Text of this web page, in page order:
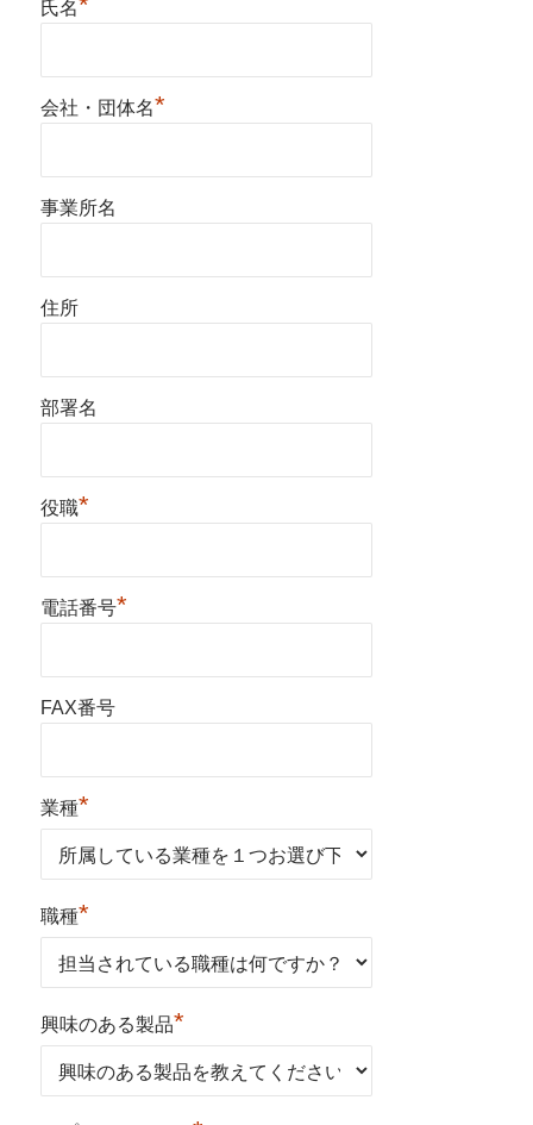
氏名
会社・団体名*
事業所名
住所
部署名
役職*
電話番号*
FAX番号
業種*
職種*
興味のある製品*